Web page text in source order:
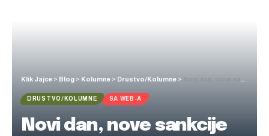
Klik Jajce > Blog > Kolumne > Drustvo/Kolumne >
DRUSTVO/KOLUMNE SA WEB-A
Novi dan, nove sankcije